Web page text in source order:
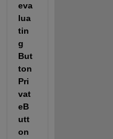
eva
lua
tin
g
But
ton
Pri
vat
eB
utt
on